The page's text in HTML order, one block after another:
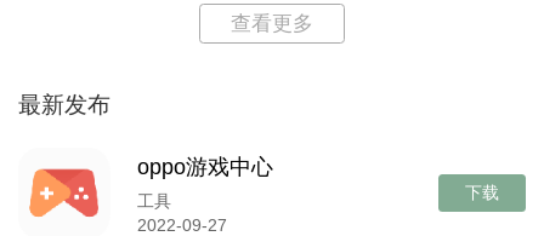
查看更多
最新发布
oppo游戏中心
工具
2022-09-27
下载